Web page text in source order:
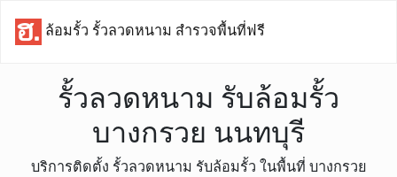
ล้อมรั้ว รั้วลวดหนาม สำรวจพื้นที่ฟรี
รั้วลวดหนาม รับล้อมรั้ว
บางกรวย นนทบุรี
บริการติดตั้ง รั้วลวดหนาม รับล้อมรั้ว ในพื้นที่ บางกรวย